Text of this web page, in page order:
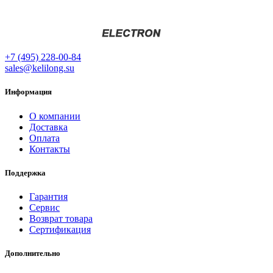
+7 (495) 228-00-84
sales@kelilong.su
Информация
О компании
Доставка
Оплата
Контакты
Поддержка
Гарантия
Сервис
Возврат товара
Сертификация
Дополнительно